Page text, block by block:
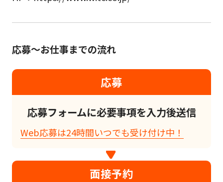
応募～お仕事までの流れ
応募
応募フォームに必要事項を入力後送信
Web応募は24時間いつでも受け付け中！
面接予約